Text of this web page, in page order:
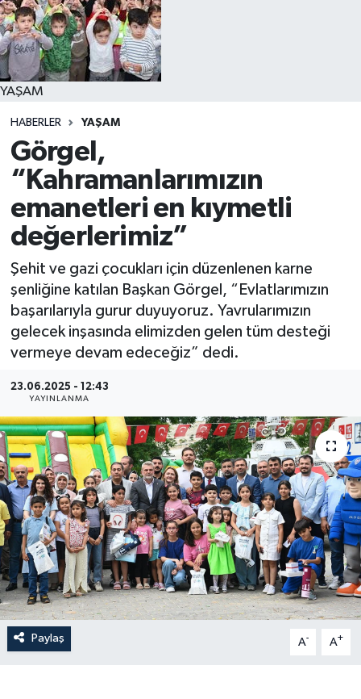
YAŞAM
HABERLER YAŞAM
Görgel,
“Kahramanlarımızın
emanetleri en kıymetli
değerlerimiz”
Şehit ve gazi çocukları için düzenlenen karne
şenliğine katılan Başkan Görgel, “Evlatlarımızın
başarılarıyla gurur duyuyoruz. Yavrularımızın
gelecek inşasında elimizden gelen tüm desteği
vermeye devam edeceğiz” dedi.
23.06.2025 - 12:43
YAYINLANMA
Paylaş A- A+
YAŞAM